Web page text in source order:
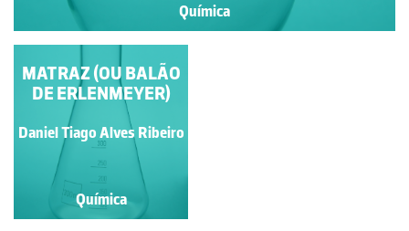
Química
MATRAZ (OU BALÃO
DE ERLENMEYER)
Daniel Tiago Alves Ribeiro
Química